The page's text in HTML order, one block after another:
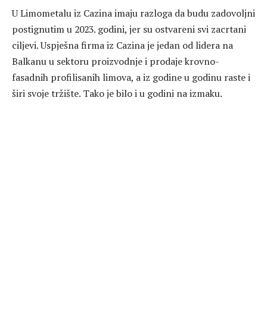
U Limometalu iz Cazina imaju razloga da budu zadovoljni
postignutim u 2023. godini, jer su ostvareni svi zacrtani
ciljevi. Uspješna firma iz Cazina je jedan od lidera na
Balkanu u sektoru proizvodnje i prodaje krovno-
fasadnih profilisanih limova, a iz godine u godinu raste i
širi svoje tržište. Tako je bilo i u godini na izmaku.